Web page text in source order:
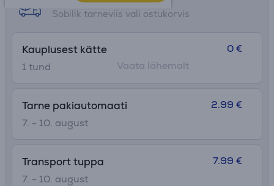
Sobilik tarneviis vali ostukorvis
Kauplusest kätte
1 tund
0 €
Vaata lähemalt
Tarne pakiautomaati
7. - 10. august
2.99 €
Transport tuppa
7. - 10. august
7.99 €